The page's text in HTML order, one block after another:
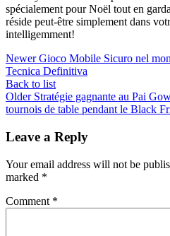
spécialement pour Noël tout en
réside peut-être simplement dans
intelligemment!
Newer Gioco Mobile Sicuro nel
Tecnica Definitiva
Back to list
Older Stratégie gagnante au Pai
tournois de table pendant le Black
Leave a Reply
Your email address will not be
marked *
Comment *